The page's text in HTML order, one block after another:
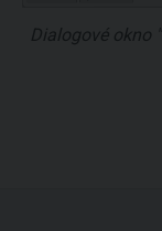
Dialogové okno